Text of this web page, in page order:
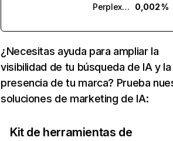
Perplexity
0,002 %
¿Necesitas ayuda para ampliar la
visibilidad de tu búsqueda de IA y la
presencia de tu marca? Prueba
soluciones de marketing de IA:
Kit de herramientas de